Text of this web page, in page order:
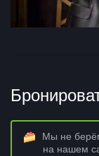
Мы не
на нашем